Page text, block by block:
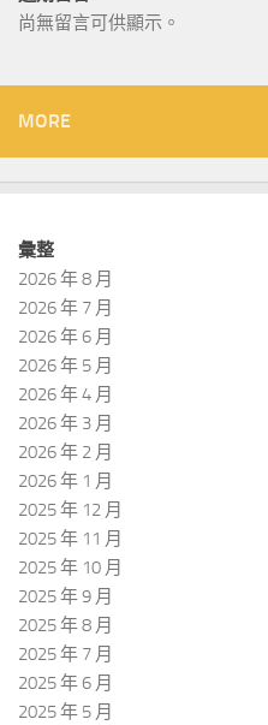
尚無留言可供顯示。
MORE
彙整
2026 年 8 月
2026 年 7 月
2026 年 6 月
2026 年 5 月
2026 年 4 月
2026 年 3 月
2026 年 2 月
2026 年 1 月
2025 年 12 月
2025 年 11 月
2025 年 10 月
2025 年 9 月
2025 年 8 月
2025 年 7 月
2025 年 6 月
2025 年 5 月